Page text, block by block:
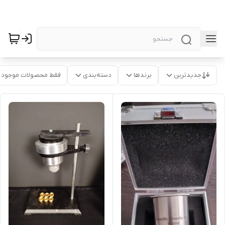
جدیدترین برندها دسته‌بندی فقط محصولات موجود